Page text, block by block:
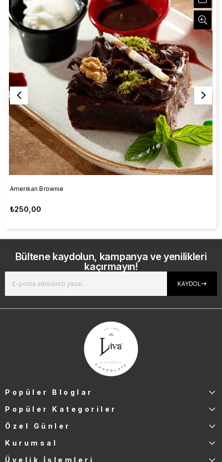
Amerikan Brownie
₺250,00
Bültene kaydolun, kampanya ve yenilikleri
kaçırmayın!
KAYDOL
Popüler Bloglar
Popüler Kategoriler
Özel Günler
Kurumsal
Üyelik İşlemleri